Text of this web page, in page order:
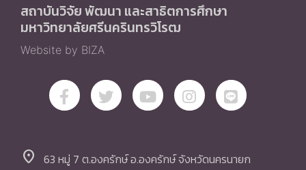
สถาบันวิจัย พัฒนา และสาธิตการศึกษา
มหาวิทยาลัยศรีนครินทรวิโรฒ
Website by BIZA
location_on 63 หมู่ 7 ต.องครักษ์ อ.องครักษ์ จังหวัดนครนายก